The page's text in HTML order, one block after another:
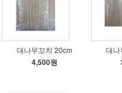
대나무꼬치 20cm
4,500원
대